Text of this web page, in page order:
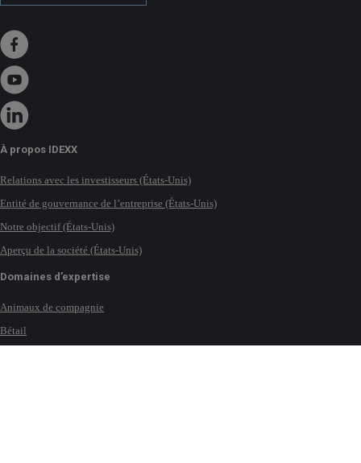
À propos IDEXX
Relations avec les investisseurs (États-Unis)
Entité de gouvernance de l’entreprise (États-Unis)
Notre objectif (États-Unis)
Aperçu de la société (États-Unis)
Domaines d’expertise
Animaux de compagnie
Bétail